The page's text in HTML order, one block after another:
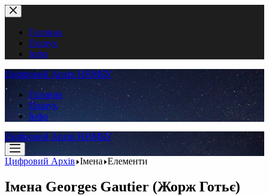
Перейти
до
вмістуГоловна
Пошук
Інфо
Цифровий Архів ННМБУ
Головна
Пошук
Інфо
Цифровий Архів ННМБУ
Цифровий Архів Імена Елементи
Імена Georges Gautier (Жорж Готьє)